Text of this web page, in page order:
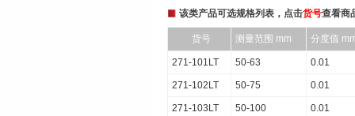
该类产品可选规格列表，点击货号查看商
货号 测量范围 mm 分度值
271-101LT 50-63 0.01
271-102LT 50-75 0.01
271-103LT 50-100 0.01